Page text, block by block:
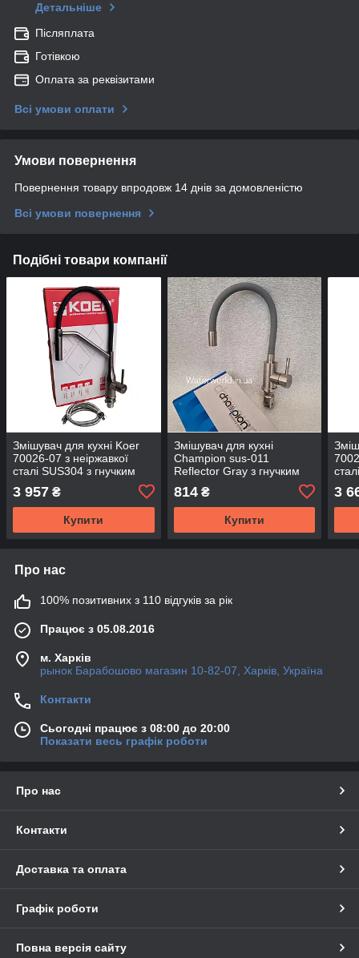
Детальніше
Післяплата
Готівкою
Оплата за реквізитами
Всі умови оплати
Умови повернення
Повернення товару впродовж 14 днів за домовленістю
Всі умови повернення
Подібні товари компанії
Змішувач для кухні Koer
70026-07 з неіржавкої
сталі SUS304 з гнучким
3 957 ₴
Купити
Змішувач для кухні
Champion sus-011
Reflector Gray з гнучким
гусаком сірого кольору з
неіржавкої сталі SUS304
814₴
Купити
3
Про нас
100% позитивних з 110 відгуків за рік
Працює з 05.08.2016
м. Харків
рынок Барабошово магазин 10-82-07, Харків, Україна
Контакти
Сьогодні працює з 08:00 до 20:00
Показати весь графік роботи
Про нас
Контакти
Доставка та оплата
Графік роботи
Повна версія сайту